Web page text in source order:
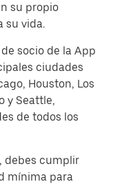
su propio
su vida.
socio de la App
ciudades
Houston, Los
y Seattle,
de todos los
debes cumplir
mínima para